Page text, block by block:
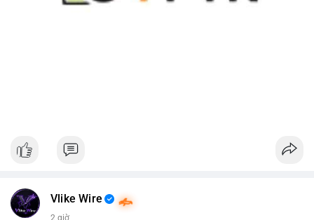
Vlike Wire
2 giờ